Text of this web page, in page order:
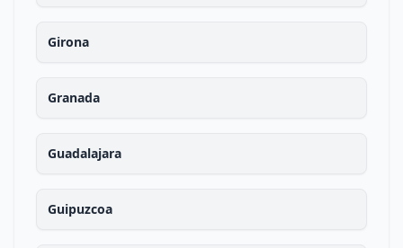
Girona
Granada
Guadalajara
Guipuzcoa